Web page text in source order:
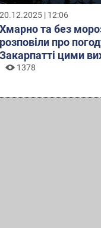
20.12.2025 | 12:06
Хмарно та без
розповіли про
Закарпатті цими
1378